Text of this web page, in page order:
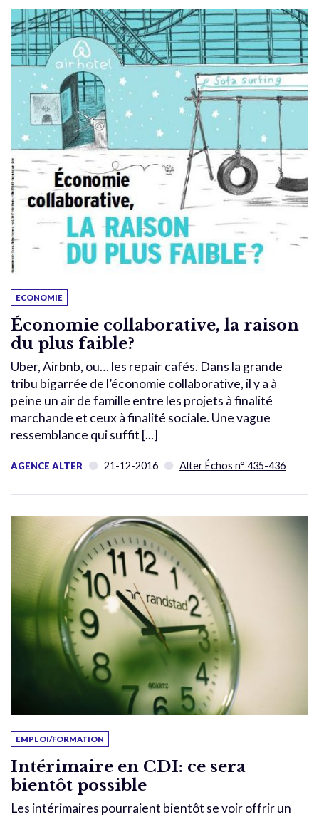
ECONOMIE
Économie collaborative, la raison
du plus faible?
Uber, Airbnb, ou… les repair cafés. Dans la grande
tribu bigarrée de l’économie collaborative, il y a à
peine un air de famille entre les projets à finalité
marchande et ceux à finalité sociale. Une vague
ressemblance qui suffit [...]
AGENCE ALTER 21-12-2016 Alter Échos n° 435-436
EMPLOI/FORMATION
Intérimaire en CDI: ce sera
bientôt possible
Les intérimaires pourraient bientôt se voir offrir un